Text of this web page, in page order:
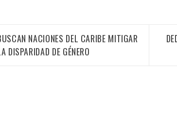
NACIONES DEL CARIBE MITIGAR
DISPARIDAD DE GÉNERO